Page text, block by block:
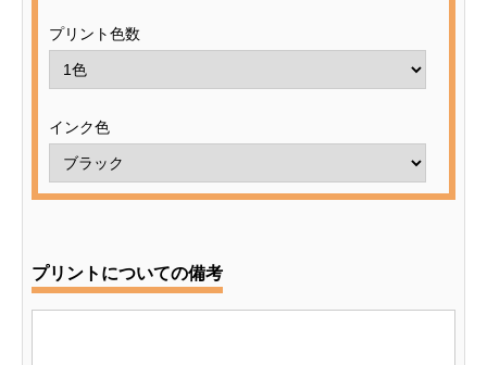
プリント色数
インク色
プリントについての備考